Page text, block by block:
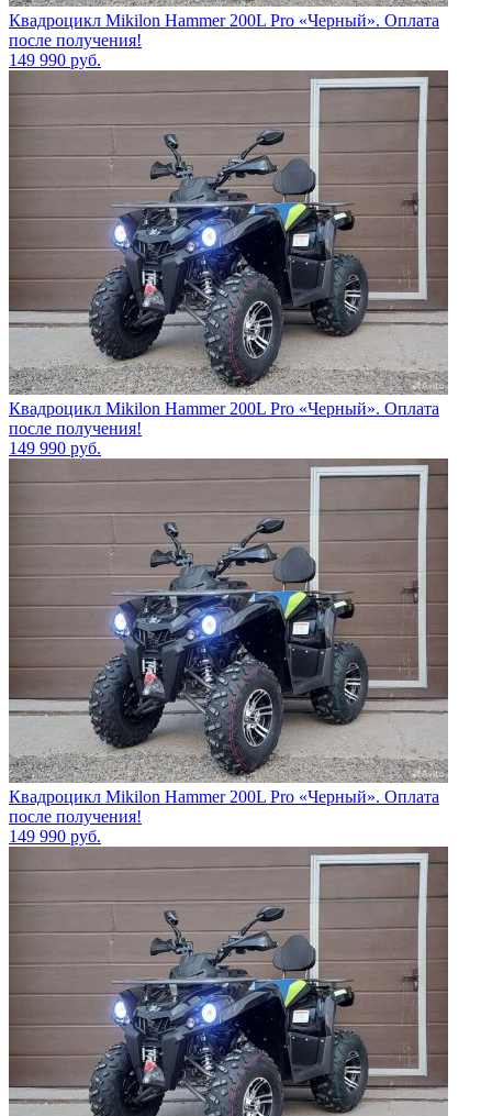
Квадроцикл Mikilon Hammer 200L Pro «Черный». Оплата
после получения!
149 990 руб.
Квадроцикл Mikilon Hammer 200L Pro «Черный». Оплата
после получения!
149 990 руб.
Квадроцикл Mikilon Hammer 200L Pro «Черный». Оплата
после получения!
149 990 руб.